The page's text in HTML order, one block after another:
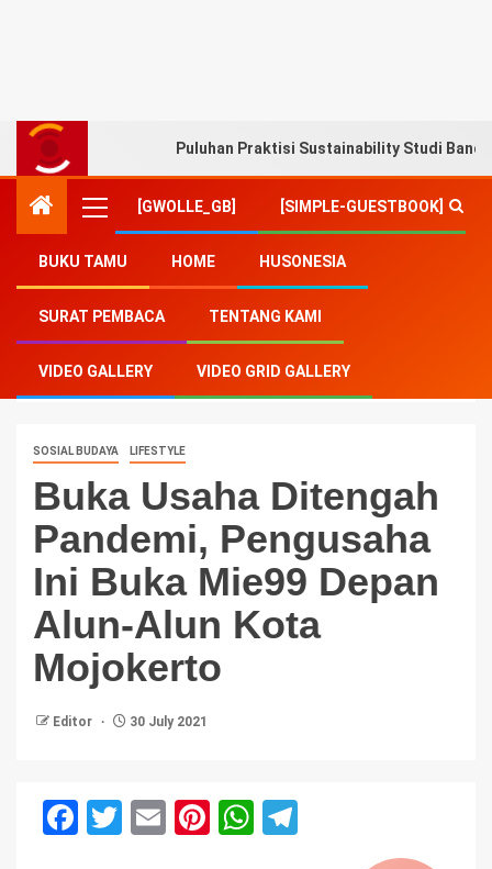
Puluhan Praktisi Sustainability Studi
[GWOLLE_GB] [SIMPLE-GUESTBOOK]
BUKU TAMU HOME HUSONESIA
SURAT PEMBACA TENTANG KAMI
VIDEO GALLERY VIDEO GRID GALLERY
Home-Sosial Budaya-Buka Usaha Ditengah
Pandemi, Pengusaha Ini Buka Mie99 Depan Alun-Alun
Kota Mojokerto
SOSIAL BUDAYA LIFESTYLE
Buka Usaha Ditengah
Pandemi, Pengusaha
Ini Buka Mie99 Depan
Alun-Alun Kota
Mojokerto
Editor 30 July 2021
Facebook
Twitter
EmailPinterest
WhatsApp